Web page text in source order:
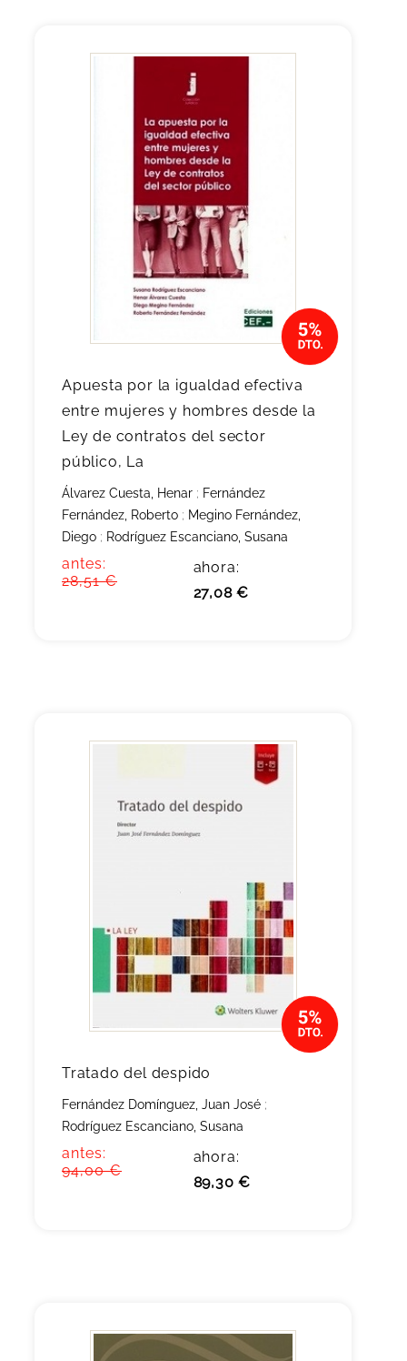
Apuesta por la igualdad efectiva
entre mujeres y hombres desde la
Ley de contratos del sector
público, La
Álvarez Cuesta, Henar ; Fernández
Fernández, Roberto ; Megino Fernández,
Diego ; Rodríguez Escanciano, Susana
antes:
28,51 €
ahora:
27,08 €
Tratado del despido
Fernández Domínguez, Juan José ;
Rodríguez Escanciano, Susana
antes:
94,00 €
ahora:
89,30 €